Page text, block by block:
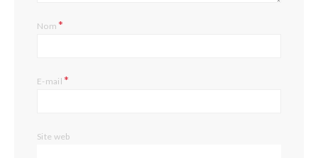
Nom*
E-mail*
Site web